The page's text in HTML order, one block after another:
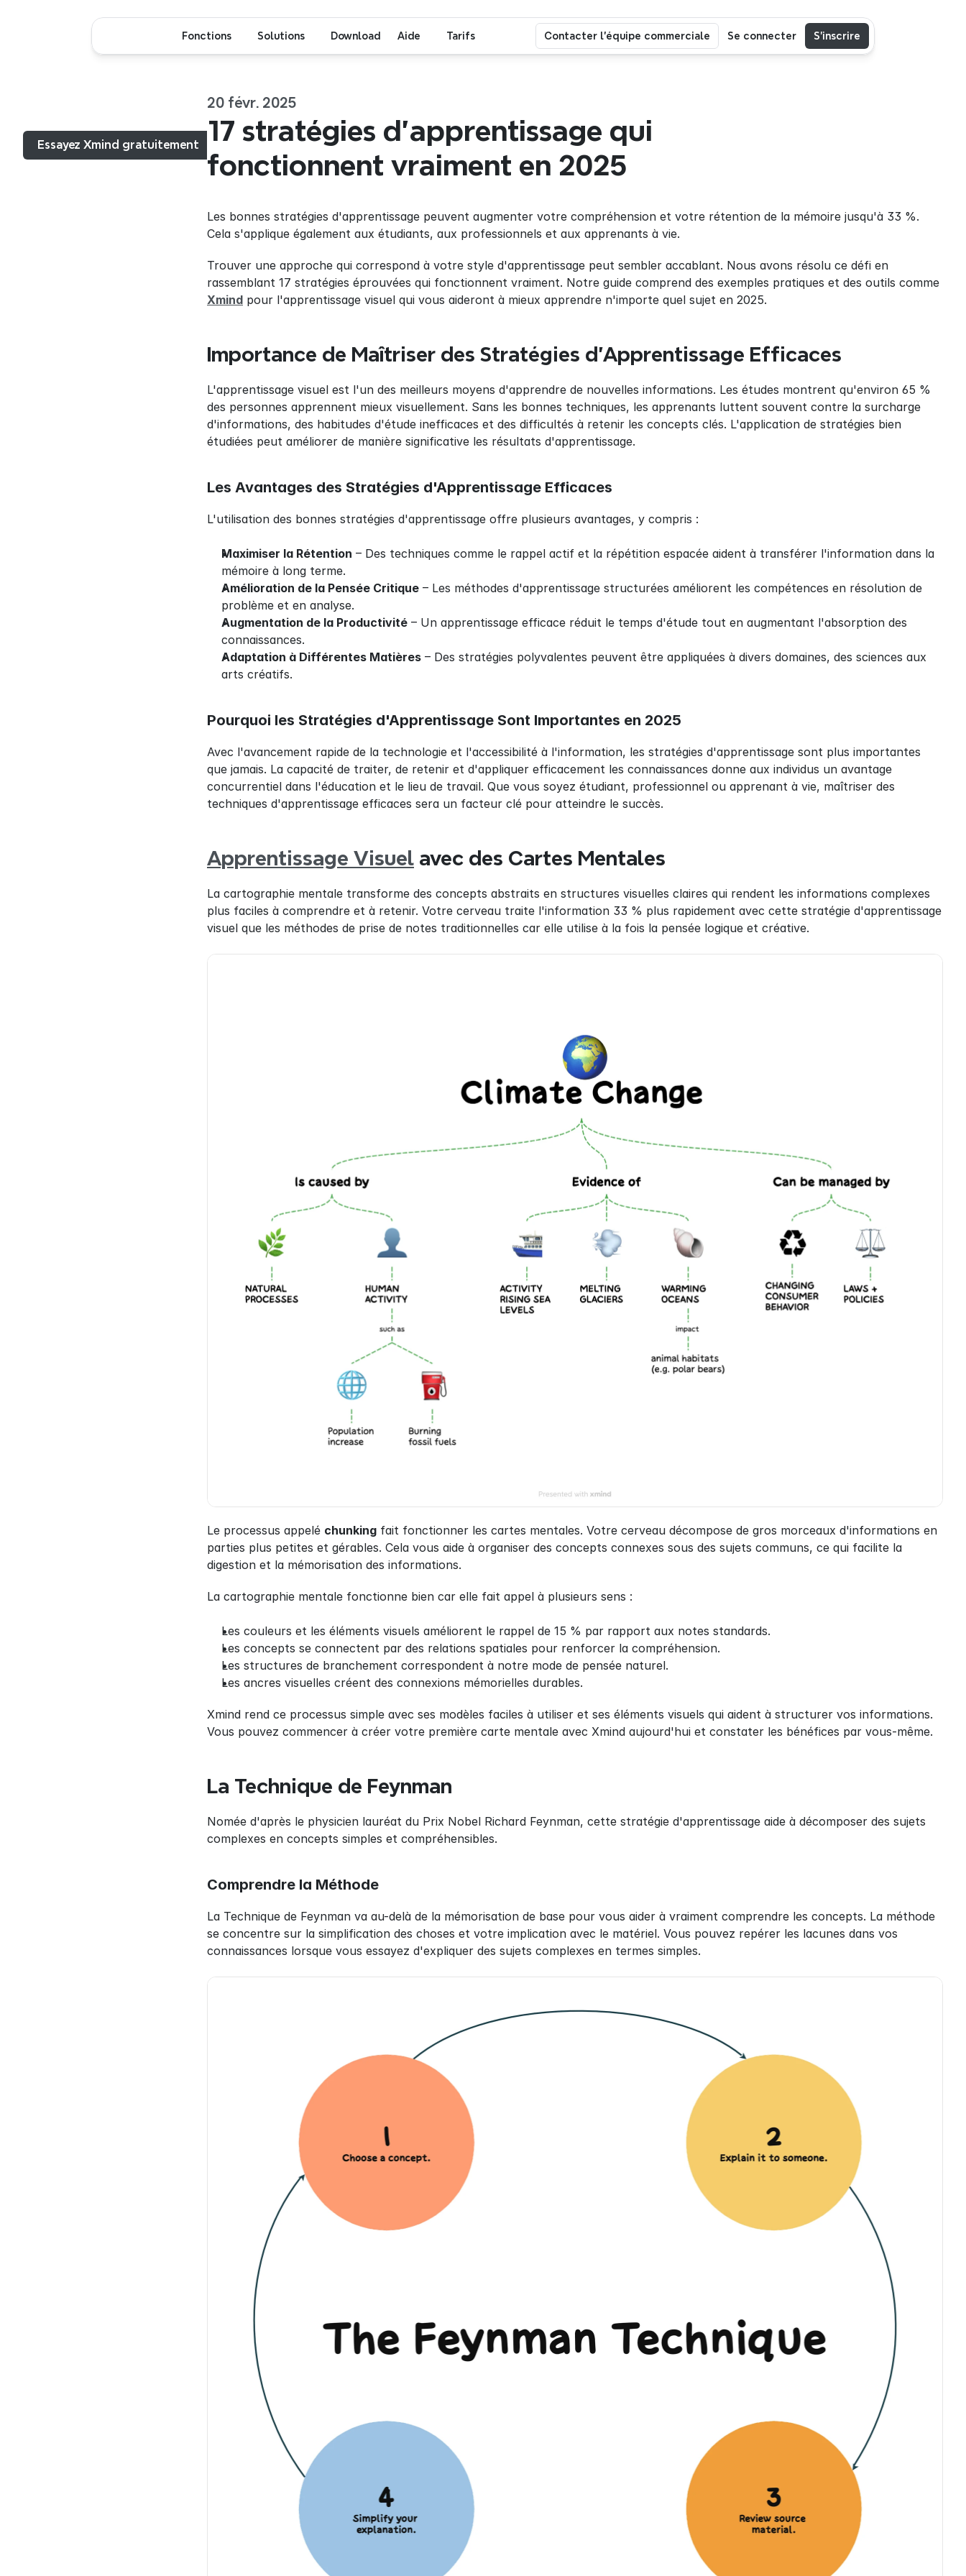
Essayez Xmind gratuitement
20 févr. 2025
17 stratégies d'apprentissage qui
fonctionnent vraiment en 2025
Les bonnes stratégies d'apprentissage peuvent augmenter votre compréhension et votre rétention de la mémoire jusqu'à 33 %.
Cela s'applique également aux étudiants, aux professionnels et aux apprenants à vie.
Trouver une approche qui correspond à votre style d'apprentissage peut sembler accablant. Nous avons résolu ce défi en
Xmind pour l'apprentissage visuel qui vous aideront à mieux apprendre n'importe quel sujet en 2025.
Importance de Maîtriser des Stratégies d'Apprentissage Efficaces
L'apprentissage visuel est l'un des meilleurs moyens d'apprendre de nouvelles informations. Les études montrent qu'environ 65 %
des personnes apprennent mieux visuellement. Sans les bonnes techniques, les apprenants luttent souvent contre la surcharge
d'informations, des habitudes d'étude inefficaces et des difficultés à retenir les concepts clés. L'application de stratégies bien
étudiées peut améliorer de manière significative les résultats d'apprentissage.
Les Avantages des Stratégies d'Apprentissage Efficaces
L'utilisation des bonnes stratégies d'apprentissage offre plusieurs avantages, y compris :
Maximiser la Rétention – Des techniques comme le rappel actif et la répétition espacée aident à transférer l'information dans la
mémoire à long terme.
Amélioration de la Pensée Critique – Les méthodes d'apprentissage structurées améliorent les compétences en résolution de
problème et en analyse.
Augmentation de la Productivité – Un apprentissage efficace réduit le temps d'étude tout en augmentant l'absorption des
connaissances.
Adaptation à Différentes Matières – Des stratégies polyvalentes peuvent être appliquées à divers domaines, des sciences aux
arts créatifs.
Pourquoi les Stratégies d'Apprentissage Sont Importantes en 2025
Avec l'avancement rapide de la technologie et l'accessibilité à l'information, les stratégies d'apprentissage sont plus importantes
que jamais. La capacité de traiter, de retenir et d'appliquer efficacement les connaissances donne aux individus un avantage
concurrentiel dans l'éducation et le lieu de travail. Que vous soyez étudiant, professionnel ou apprenant à vie, maîtriser des
techniques d'apprentissage efficaces sera un facteur clé pour atteindre le succès.
Apprentissage Visuel avec des Cartes Mentales
La cartographie mentale transforme des concepts abstraits en structures visuelles claires qui rendent les informations complexes
plus faciles à comprendre et à retenir. Votre cerveau traite l'information 33 % plus rapidement avec cette stratégie d'apprentissage
visuel que les méthodes de prise de notes traditionnelles car elle utilise à la fois la pensée logique et créative.
Le processus appelé chunking fait fonctionner les cartes mentales. Votre cerveau décompose de gros morceaux d'informations en
parties plus petites et gérables. Cela vous aide à organiser des concepts connexes sous des sujets communs, ce qui facilite la
digestion et la mémorisation des informations.
La cartographie mentale fonctionne bien car elle fait appel à plusieurs sens :
Les couleurs et les éléments visuels améliorent le rappel de 15 % par rapport aux notes standards.
Les concepts se connectent par des relations spatiales pour renforcer la compréhension.
Les structures de branchement correspondent à notre mode de pensée naturel.
Les ancres visuelles créent des connexions mémorielles durables.
Xmind rend ce processus simple avec ses modèles faciles à utiliser et ses éléments visuels qui aident à structurer vos informations.
Vous pouvez commencer à créer votre première carte mentale avec Xmind aujourd'hui et constater les bénéfices par vous-même.
La Technique de Feynman
Nomée d'après le physicien lauréat du Prix Nobel Richard Feynman, cette stratégie d'apprentissage aide à décomposer des sujets
complexes en concepts simples et compréhensibles.
Comprendre la Méthode
La Technique de Feynman va au-delà de la mémorisation de base pour vous aider à vraiment comprendre les concepts. La méthode
se concentre sur la simplification des choses et votre implication avec le matériel. Vous pouvez repérer les lacunes dans vos
connaissances lorsque vous essayez d'expliquer des sujets complexes en termes simples.
Fonctions Solutions Download Aide Tarifs Contacter l'équipe commerciale Se connecter S’inscrire